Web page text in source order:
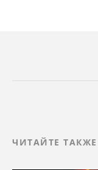
ЧИТАЙТЕ ТАКЖЕ